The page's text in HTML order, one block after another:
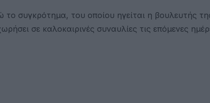
το συγκρότημα, του οποίου ηγείται η βουλευτής
σε καλοκαιρινές συναυλίες τις επόμενες